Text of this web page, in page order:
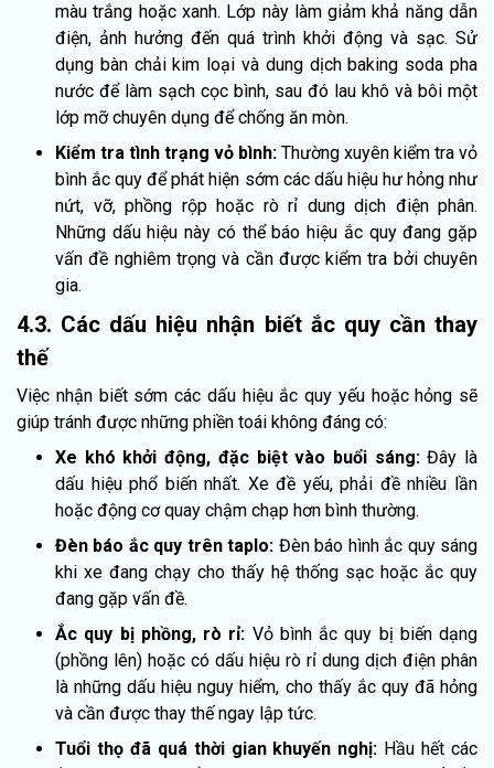
màu trắng hoặc xanh. Lớp này làm giảm khả năng dẫn
điện, ảnh hưởng đến quá trình khởi động và sạc. Sử
dụng bàn chải kim loại và dung dịch baking soda pha
nước để làm sạch cọc bình, sau đó lau khô và bôi một
lớp mỡ chuyên dụng để chống ăn mòn.
Kiểm tra tình trạng vỏ bình: Thường xuyên kiểm tra vỏ
bình ắc quy để phát hiện sớm các dấu hiệu hư hỏng như
nứt, vỡ, phồng rộp hoặc rò rỉ dung dịch điện phân.
Những dấu hiệu này có thể báo hiệu ắc quy đang gặp
vấn đề nghiêm trọng và cần được kiểm tra bởi chuyên
gia.
4.3. Các dấu hiệu nhận biết ắc quy cần thay
thế
Việc nhận biết sớm các dấu hiệu ắc quy yếu hoặc hỏng sẽ
giúp tránh được những phiền toái không đáng có:
Xe khó khởi động, đặc biệt vào buổi sáng:Đây là
dấu hiệu phổ biến nhất. Xe đề yếu, phải đề nhiều lần
hoặc động cơ quay chậm chạp hơn bình thường.
Đèn báo ắc quy trên taplo: Đèn báo hình ắc quy sáng
khi xe đang chạy cho thấy hệ thống sạc hoặc ắc quy
đang gặp vấn đề.
Ắc quy bị phồng, rò rỉ: Vỏ bình ắc quy bị biến dạng
(phồng lên) hoặc có dấu hiệu rò rỉ dung dịch điện phân
là những dấu hiệu nguy hiểm, cho thấy ắc quy đã hỏng
và cần được thay thế ngay lập tức.
Tuổi thọ đã quá thời gian khuyến nghị: Hầu hết các